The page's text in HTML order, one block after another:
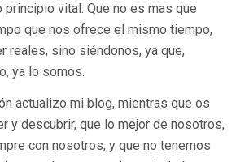
principio vital. Que no es mas que
que nos ofrece el mismo tiempo,
reales, sino siéndonos, ya que,
ya lo somos.
actualizo mi blog, mientras que os
y descubrir, que lo mejor de nosotros,
con nosotros, y que no tenemos